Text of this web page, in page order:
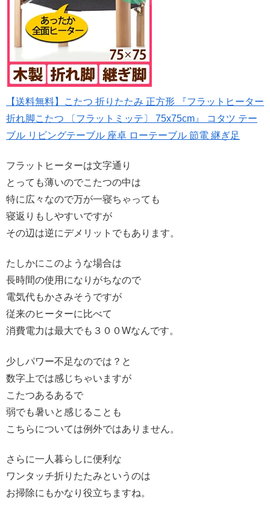
【送料無料】こたつ 折りたたみ 正方形 『フラットヒーター
折れ脚こたつ 〔フラットミッテ〕 75x75cm』 コタツ テー
ブル リビングテーブル 座卓 ローテーブル 節電 継ぎ足
フラットヒーターは文字通り
とっても薄いのでこたつの中は
特に広々なので万が一寝ちゃっても
寝返りもしやすいですが
その辺は逆にデメリットでもあります。
たしかにこのような場合は
長時間の使用になりがちなので
電気代もかさみそうですが
従来のヒーターに比べて
消費電力は最大でも３００Wなんです。
少しパワー不足なのでは？と
数字上では感じちゃいますが
こたつあるあるで
弱でも暑いと感じることも
こちらについては例外ではありません。
さらに一人暮らしに便利な
ワンタッチ折りたたみというのは
お掃除にもかなり役立ちますね。